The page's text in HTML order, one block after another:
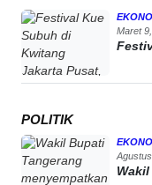
Maret
POLITIK